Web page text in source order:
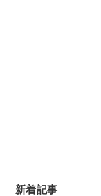
新着記事